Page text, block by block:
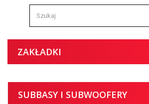
ZAKŁADKI
SUBBASY I SUBWOOFERY